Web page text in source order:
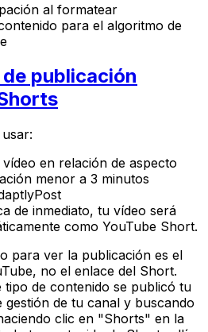
al formatear
para el algoritmo de
publicación
en relación de aspecto
menor a 3 minutos
de inmediato, tu vídeo será
como YouTube Short.
para ver la publicación es el
no el enlace del Short.
tipo de contenido se publicó tu
gestión de tu canal y buscando
clic en "Shorts" en la